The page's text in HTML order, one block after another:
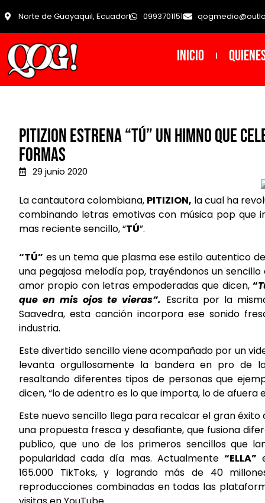
Norte de Guayaquil, Ecuador 0993701151
INICIO
Pitizion estrena “tú” un himno que
formas
29 junio 2020
La cantautora colombiana, PITIZION, la cual ha
combinando letras emotivas con música pop que
mas reciente sencillo, “TÚ”.
“TÚ” es un tema que plasma ese estilo autentico de
una pegajosa melodía pop, trayéndonos un
amor propio con letras empoderadas que dicen, “
que en mis ojos te vieras”. Escrita por la
Saavedra, esta canción incorpora ese sonido
industria.
Este divertido sencillo viene acompañado por un
levanta orgullosamente la bandera en pro de
resaltando diferentes tipos de personas que
dicen, “lo de adentro es lo que importa, lo de afuera
Este nuevo sencillo llega para recalcar el gran
una propuesta fresca y desafiante, que fusiona
publico, que uno de los primeros sencillos que
popularidad cada día mas. Actualmente “ELLA”
165.000 TikToks, y logrando más de 40
reproducciones combinadas en todas las